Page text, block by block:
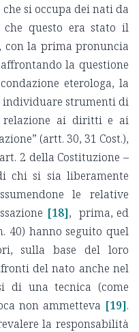
si occupa dei nati da
questo era stato il
con la prima pronuncia
la questione
eterologa, la
individuare strumenti di
ai diritti e ai
(artt. 30, 31 Cost.),
2 della Costituzione –
chi si sia liberamente
le relative
[18], prima, ed
40) hanno seguito quel
sulla base del loro
del nato anche nel
di una tecnica (come
non ammetteva [19].
la responsabilità